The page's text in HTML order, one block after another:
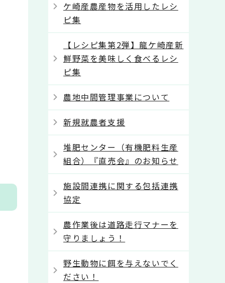
ケ崎産農産物を活用したレシ
ピ集
【レシピ集第2弾】龍ケ崎産新
鮮野菜を美味しく食べるレシ
ピ集
農地中間管理事業について
新規就農者支援
堆肥センター（有機肥料生産
組合）『直売会』のお知らせ
施設間連携に関する包括連携
協定
農作業後は道路走行マナーを
守りましょう！
野生動物に餌を与えないでく
ださい！